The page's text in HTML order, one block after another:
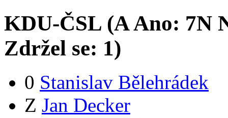
KDU-ČSL (AAno: 7N
Zdržel se: 1)
0 Stanislav Bělehrádek
Z Jan Decker